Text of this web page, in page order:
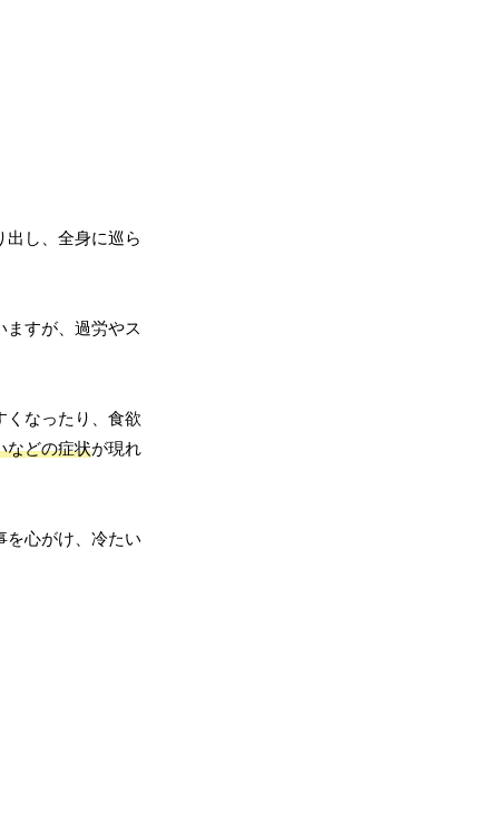
出し、全身に巡ら
ますが、過労やス
くなったり、食欲
などの症状が現れ
を心がけ、冷たい